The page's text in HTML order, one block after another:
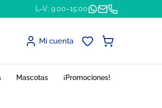
L–V: 9:00–15:00
Mi cuenta
Mascotas ¡Promociones!